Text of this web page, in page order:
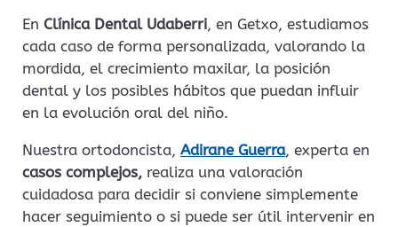
En Clínica Dental Udaberri, en Getxo, estudiamos
cada caso de forma personalizada, valorando la
mordida, el crecimiento maxilar, la posición
dental y los posibles hábitos que puedan influir
en la evolución oral del niño.
Nuestra ortodoncista, Adirane Guerra, experta en
casos complejos, realiza una valoración
cuidadosa para decidir si conviene simplemente
hacer seguimiento o si puede ser útil intervenir en